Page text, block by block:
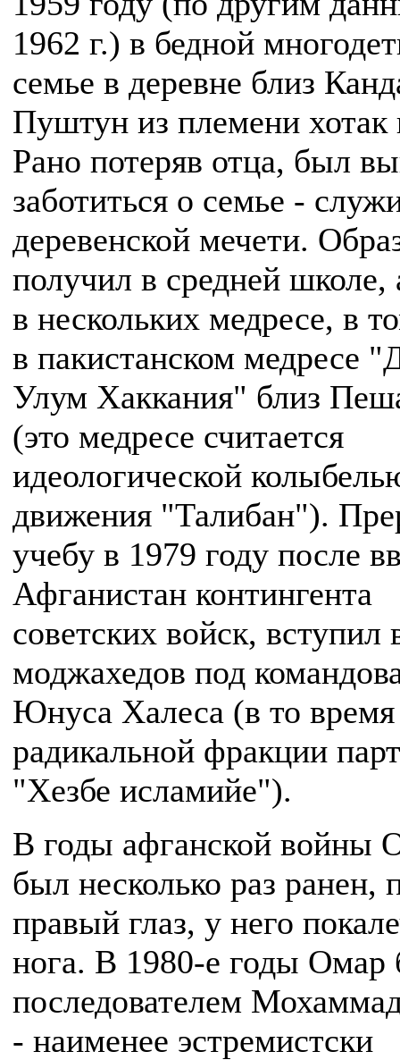
1962 г.) в бедной
семье в деревне близ
Пуштун из племени хотак
Рано потеряв отца, был
заботиться о семье -
деревенской мечети.
получил в средней школе,
в нескольких медресе, в
в пакистанском медресе
Улум Хаккания" близ
(это медресе считается
идеологической
движения "Талибан").
учебу в 1979 году после
Афганистан контингента
советских войск, вступил
моджахедов под
Юнуса Халеса (в то время
радикальной фракции
"Хезбе исламийе").
В годы афганской войны
был несколько раз ранен,
правый глаз, у него
нога. В 1980-е годы Омар
последователем
- наименее эстремистски